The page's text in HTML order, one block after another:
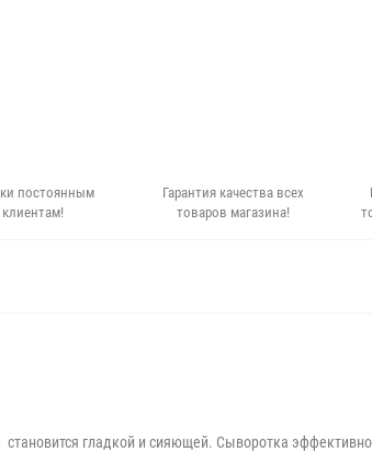
постоянным
клиентам!
Гарантия качества всех
товаров магазина!
гладкой и сияющей. Сыворотка